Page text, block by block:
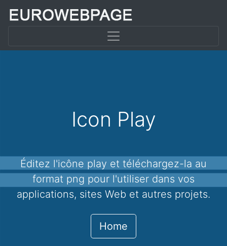
Icon Play
Éditez l'icône play et téléchargez-la au
format png pour l'utiliser dans vos
applications, sites Web et autres projets.
Home